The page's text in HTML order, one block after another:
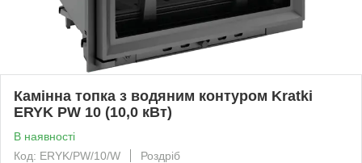
Камінна топка з водяним контуром Kratki
ERYK PW 10 (10,0 кВт)
В наявності
Код: ERYK/PW/10/W
Роздріб